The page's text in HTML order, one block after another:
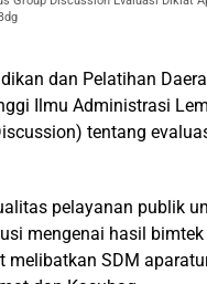
dan Pelatihan
Ilmu Administrasi
tentang
pelayanan publik
mengenai hasil
melibatkan SDM